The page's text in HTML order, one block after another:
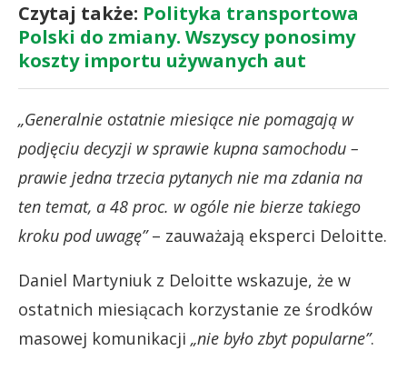
Czytaj także: Polityka transportowa
Polski do zmiany. Wszyscy ponosimy
koszty importu używanych aut
„Generalnie ostatnie miesiące nie pomagają w
podjęciu decyzji w sprawie kupna samochodu –
prawie jedna trzecia pytanych nie ma zdania na
ten temat, a 48 proc. w ogóle nie bierze takiego
kroku pod uwagę”– zauważają eksperci Deloitte.
Daniel Martyniuk z Deloitte wskazuje, że w
ostatnich miesiącach korzystanie ze środków
masowej komunikacji „nie było zbyt popularne”.